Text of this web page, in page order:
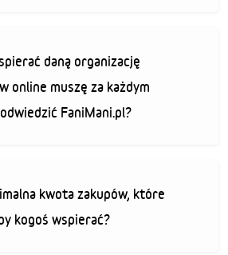
daną organizację
online muszę za każdym
FaniMani.pl?
kwota zakupów, które
kogoś wspierać?